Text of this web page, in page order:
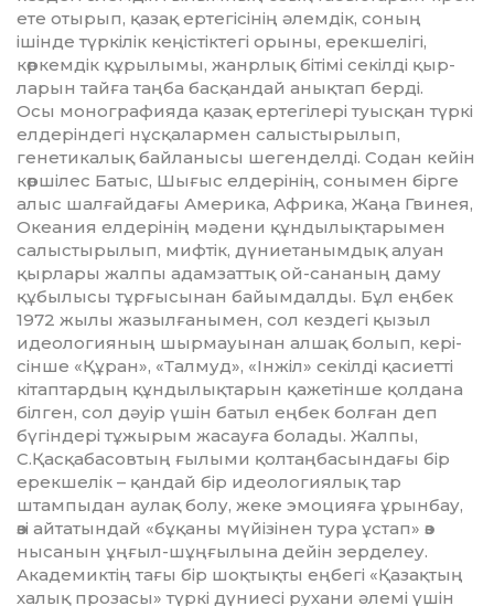
ете отырып, қазақ ертегісінің әлемдік, соның
ішінде түркілік кеңістіктегі орыны, ерекшелігі,
көркемдік құрылымы, жанрлық бітімі секілді қыр­
ларын тайға таңба басқандай анықтап берді.
Осы монографияда қазақ ертегілері туысқан түркі
елдеріндегі нұсқалармен салыстырылып,
генетикалық байланысы шегенделді. Содан кейін
көршілес Батыс, Шығыс елдерінің, сонымен бірге
алыс шалғайдағы Америка, Африка, Жаңа Гвинея,
Океания елдерінің мәдени құндылықтарымен
салыстырылып, мифтік, дүниетанымдық алуан
қырлары жалпы адамзаттық ой-сананың даму
құбылысы тұрғысынан байымдалды. Бұл еңбек
1972 жылы жазылғанымен, сол кездегі қызыл
идео­логияның шырмауынан алшақ болып, кері­
сінше «Құран», «Талмуд», «Інжіл» секілді қасиетті
кітап­тардың құндылықтарын қажетінше қолдана
білген, сол дәуір үшін батыл еңбек болған деп
бүгіндері тұжырым жасауға болады. Жалпы,
С.Қасқабасовтың ғылыми қолтаңбасындағы бір
ерекшелік – қандай бір идеологиялық тар
штампыдан аулақ болу, жеке эмоцияға ұрынбау,
өзі айтатындай «бұқаны мүйізінен тура ұстап» өз
нысанын ұңғыл-шұңғылына дейін зерделеу.
Академиктің тағы бір шоқтықты еңбегі «Қазақ­тың
халық прозасы» түркі дүниесі рухани әлемі үшін